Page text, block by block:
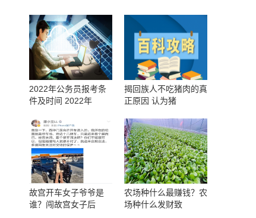
2022年公务员报考条
件及时间 2022年
揭回族人不吃猪肉的真
正原因 认为猪
故宫开车女子爷爷是
谁？闯故宫女子后
农场种什么最赚钱？农
场种什么发财致